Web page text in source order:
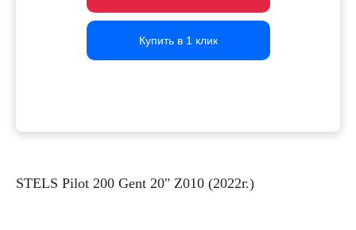
Купить в 1 клик
Купить в 1 клик
Купить в 1 клик
STELS Pilot 200 Gent 20" Z010 (2022г.)